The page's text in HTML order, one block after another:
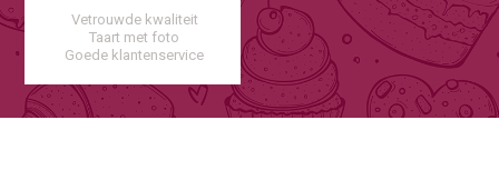
Vetrouwde kwaliteit
Taart met foto
Goede klantenservice